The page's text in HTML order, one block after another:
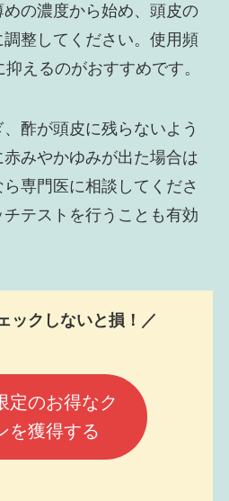
の濃度から始め、頭皮の
整してください。使用頻
えるのがおすすめです。
酢が頭皮に残らないよう
みやかゆみが出た場合は
専門医に相談してくださ
テストを行うことも有効
ックしないと損！／
定のお得なク
を獲得する